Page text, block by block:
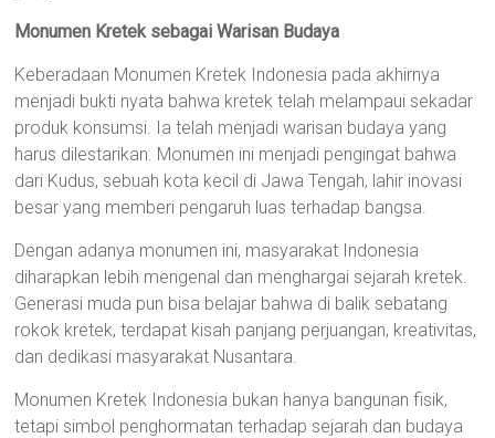
Monumen Kretek sebagai Warisan Budaya
Keberadaan Monumen Kretek Indonesia pada akhirnya
menjadi bukti nyata bahwa kretek telah melampaui sekadar
produk konsumsi. Ia telah menjadi warisan budaya yang
harus dilestarikan. Monumen ini menjadi pengingat bahwa
dari Kudus, sebuah kota kecil di Jawa Tengah, lahir inovasi
besar yang memberi pengaruh luas terhadap bangsa.
Dengan adanya monumen ini, masyarakat Indonesia
diharapkan lebih mengenal dan menghargai sejarah kretek.
Generasi muda pun bisa belajar bahwa di balik sebatang
rokok kretek, terdapat kisah panjang perjuangan, kreativitas,
dan dedikasi masyarakat Nusantara.
Monumen Kretek Indonesia bukan hanya bangunan fisik,
tetapi simbol penghormatan terhadap sejarah dan budaya